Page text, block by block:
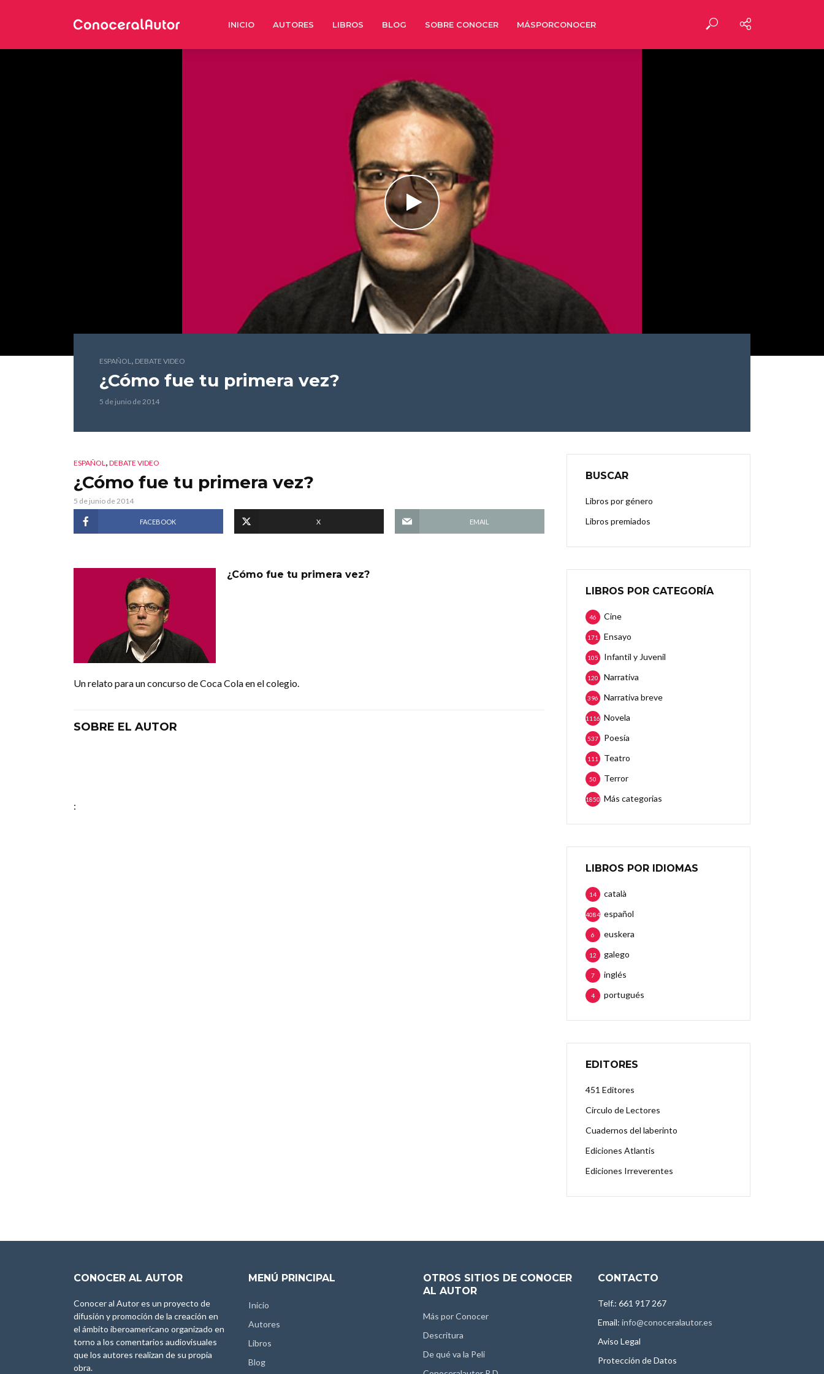
INICIO AUTORES LIBROS BLOG SOBRE CONOCER MÁSPORCONOCER
ESPAÑOL, DEBATE VIDEO
¿Cómo fue tu primera vez?
5 de junio de 2014
ESPAÑOL, DEBATE VIDEO
¿Cómo fue tu primera vez?
5 de junio de 2014
FACEBOOK X EMAIL
¿Cómo fue tu primera vez?
Un relato para un concurso de Coca Cola en el colegio.
SOBRE EL AUTOR
:
BUSCAR
Libros por género
Libros premiados
LIBROS POR CATEGORÍA
Cine
46
Ensayo
171
Infantil y Juvenil
105
Narrativa
120
Narrativa breve
396
Novela
1116
Poesía
537
Teatro
111
Terror
50
Más categorias
1850
LIBROS POR IDIOMAS
català
14
español
4084
euskera
6
galego
12
inglés
7
portugués
4
EDITORES
451 Editores
Círculo de Lectores
Cuadernos del laberinto
Ediciones Atlantis
Ediciones Irreverentes
CONOCER AL AUTOR
Conocer al Autor es un proyecto de
difusión y promoción de la creación en
el ámbito iberoamericano organizado en
torno a los comentarios audiovisuales
que los autores realizan de su propia
obra.
MENÚ PRINCIPAL
Inicio
Autores
Libros
Blog
OTROS SITIOS DE CONOCER
AL AUTOR
Más por Conocer
Descritura
De qué va la Peli
CONTACTO
Telf.: 661 917 267
Email: info@conoceralautor.es
Aviso Legal
Protección de Datos